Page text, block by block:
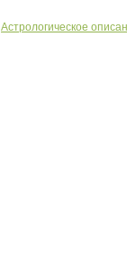
Астрологическое